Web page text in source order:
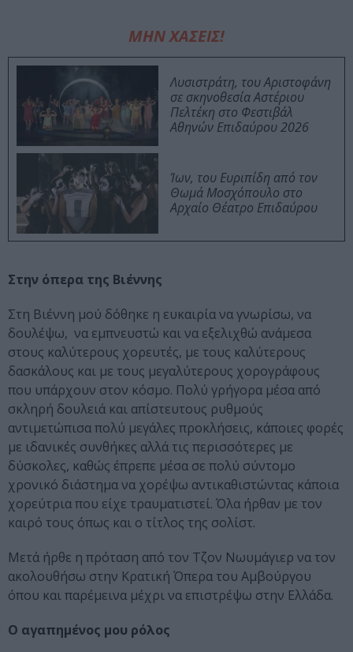
ΜΗΝ ΧΑΣΕΙΣ!
Λυσιστράτη, του Αριστοφάνη
σε σκηνοθεσία Αστέριου
Πελτέκη στο Φεστιβάλ
Αθηνών Επιδαύρου 2026
Ίων, του Ευριπίδη από τον
Θωμά Μοσχόπουλο στο
Αρχαίο Θέατρο Επιδαύρου
Στην όπερα της Βιέννης
Στη Βιέννη μού δόθηκε η ευκαιρία να γνωρίσω, να
δουλέψω, να εμπνευστώ και να εξελιχθώ ανάμεσα
στους καλύτερους χορευτές, με τους καλύτερους
δασκάλους και με τους μεγαλύτερους χορογράφους
που υπάρχουν στον κόσμο. Πολύ γρήγορα μέσα από
σκληρή δουλειά και απίστευτους ρυθμούς
αντιμετώπισα πολύ μεγάλες προκλήσεις, κάποιες φορές
με ιδανικές συνθήκες αλλά τις περισσότερες με
δύσκολες, καθώς έπρεπε μέσα σε πολύ σύντομο
χρονικό διάστημα να χορέψω αντικαθιστώντας κάποια
χορεύτρια που είχε τραυματιστεί. Όλα ήρθαν με τον
καιρό τους όπως και ο τίτλος της σολίστ.
Μετά ήρθε η πρόταση από τον Τζον Νωυμάγιερ να τον
ακολουθήσω στην Κρατική Όπερα του Αμβούργου
όπου και παρέμεινα μέχρι να επιστρέψω στην Ελλάδα.
Ο αγαπημένος μου ρόλος